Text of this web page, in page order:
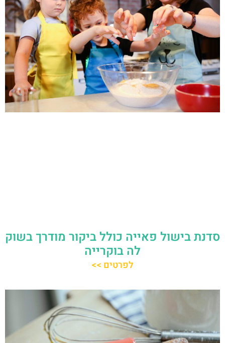
סדנת בישול פאייה כולל ביקור מודרך בשוק
לה בוקרייה
לפרטים >>